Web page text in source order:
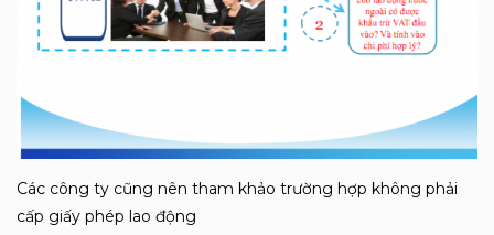
Các công ty cũng nên tham khảo trường hợp không phải
cấp giấy phép lao động